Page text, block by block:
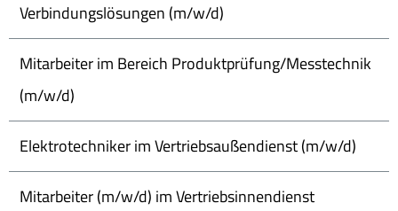
Verbindungslösungen (m/w/d)
Mitarbeiter im Bereich Produktprüfung/Messtechnik
(m/w/d)
Elektrotechniker im Vertriebsaußendienst (m/w/d)
Mitarbeiter (m/w/d) im Vertriebsinnendienst